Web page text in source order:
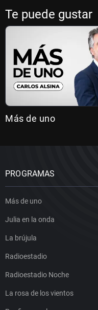
Te puede gustar
Más de uno
PROGRAMAS
Más de uno
Julia en la onda
La brújula
Radioestadio
Radioestadio Noche
La rosa de los vientos